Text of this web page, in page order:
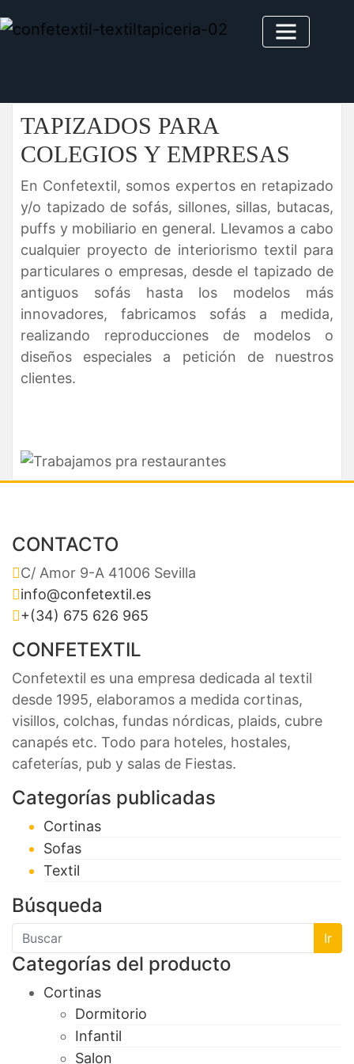
TAPIZADOS PARA
COLEGIOS Y EMPRESAS
En Confetextil, somos expertos en retapizado
y/o tapizado de sofás, sillones, sillas, butacas,
puffs y mobiliario en general. Llevamos a cabo
cualquier proyecto de interiorismo textil para
particulares o empresas, desde el tapizado de
antiguos sofás hasta los modelos más
innovadores, fabricamos sofás a medida,
realizando reproducciones de modelos o
diseños especiales a petición de nuestros
clientes.
CONTACTO
C/ Amor 9-A 41006 Sevilla
info@confetextil.es
+(34) 675 626 965
CONFETEXTIL
Confetextil es una empresa dedicada al textil
desde 1995, elaboramos a medida cortinas,
visillos, colchas, fundas nórdicas, plaids, cubre
canapés etc. Todo para hoteles, hostales,
cafeterías, pub y salas de Fiestas.
Categorías publicadas
Cortinas
Sofas
Textil
Búsqueda
Ir
Categorías del producto
Cortinas
Dormitorio
Infantil
Salon